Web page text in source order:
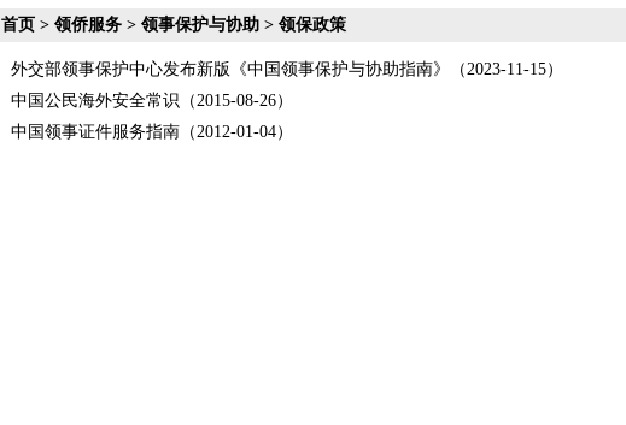
首页> 领侨服务> 领事保护与协助> 领保政策
外交部领事保护中心发布新版《中国领事保护与协助指南》（2023-11-15）
中国公民海外安全常识（2015-08-26）
中国领事证件服务指南（2012-01-04）